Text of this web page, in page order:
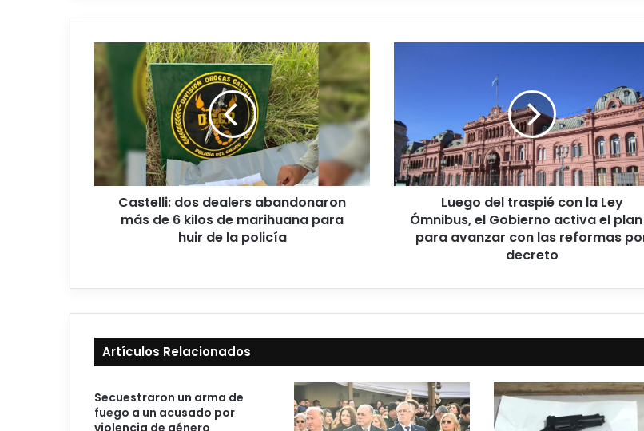
Castelli: dos dealers abandonaron
más de 6 kilos de marihuana para
huir de la policía
Luego del traspié con la Ley
Ómnibus, el Gobierno activa el plan
para avanzar con las reformas
decreto
Artículos Relacionados
Secuestraron un arma de
fuego a un acusado por
violencia de género